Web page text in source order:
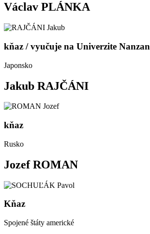
Václav PLÁNKA
kňaz / vyučuje na Univerzite Nanzan
Japonsko
Jakub RAJČÁNI
kňaz
Rusko
Jozef ROMAN
Kňaz
Spojené štáty americké